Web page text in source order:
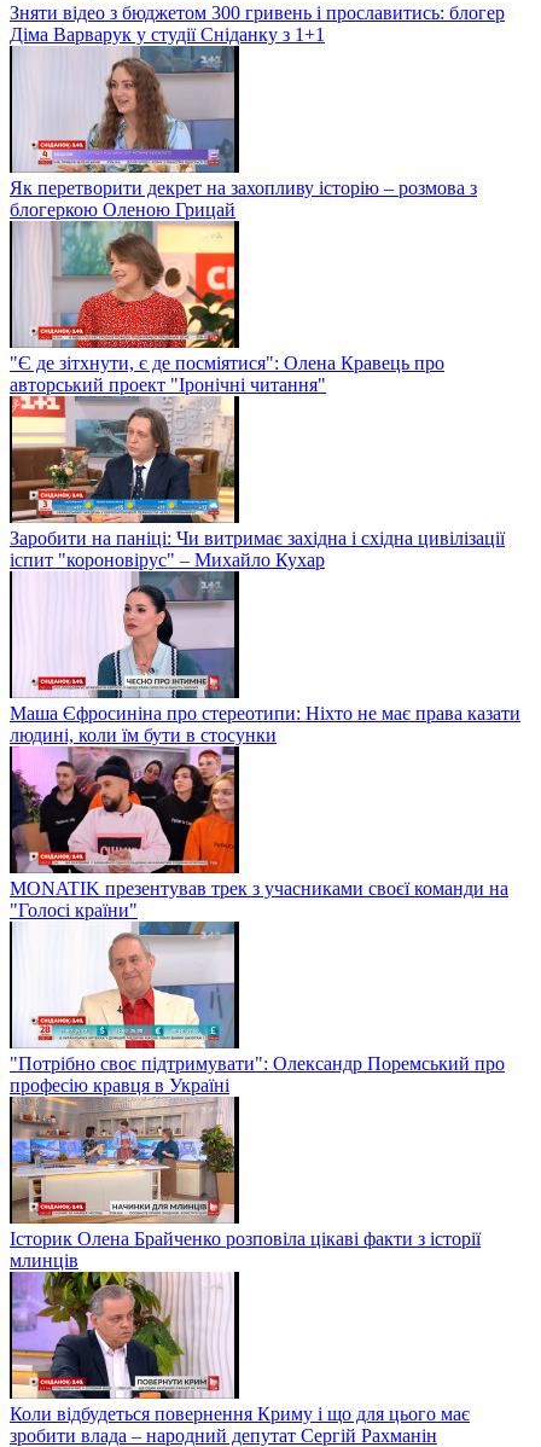
Зняти відео з бюджетом 300 гривень і прославитись: блогер
Діма Варварук у студії Сніданку з 1+1
Як перетворити декрет на захопливу історію – розмова з
блогеркою Оленою Грицай
"Є де зітхнути, є де посміятися": Олена Кравець про
авторський проект "Іронічні читання"
Заробити на паніці: Чи витримає західна і східна цивілізації
іспит "короновірус" – Михайло Кухар
Маша Єфросиніна про стереотипи: Ніхто не має права казати
людині, коли їм бути в стосунки
MONATIK презентував трек з учасниками своєї команди на
"Голосі країни"
"Потрібно своє підтримувати": Олександр Поремський про
професію кравця в Україні
Історик Олена Брайченко розповіла цікаві факти з історії
млинців
Коли відбудеться повернення Криму і що для цього має
зробити влада – народний депутат Сергій Рахманін